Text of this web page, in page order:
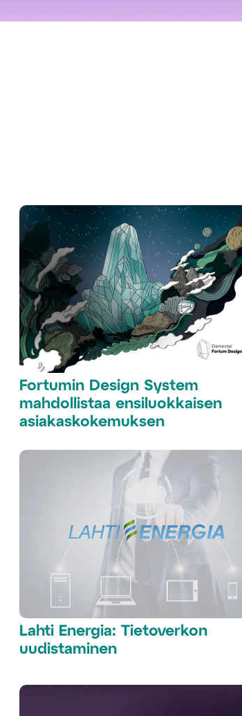
Fortumin Design System
mahdollistaa ensiluokkaisen
asiakaskokemuksen
Lahti Energia: Tietoverkon
uudistaminen